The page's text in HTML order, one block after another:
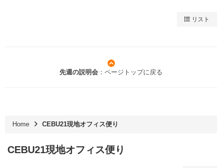
リスト
先週の説明会 ：ページトップに戻る
Home CEBU21現地オフィス便り
CEBU21現地オフィス便り